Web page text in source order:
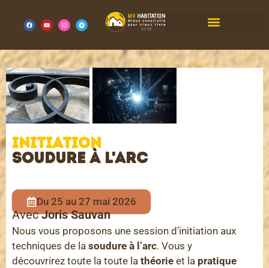
Initiation
Soudure à l'arc
Du 25 au 27 mai 2026
AvecJoris Sauvan
Nous vous proposons une session d’initiation aux
techniques de la soudure à l’arc. Vous y
découvrirez toute la toute la théorie et la pratique